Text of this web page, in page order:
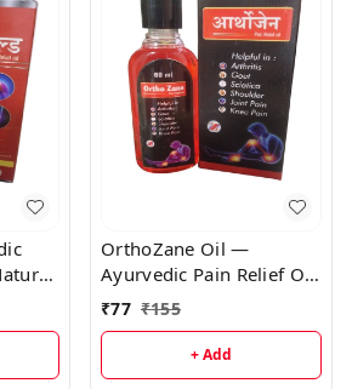
OrthoZane Oil —
Ayurvedic Pain Relief Oil
for Joint & Muscle Pain |
inflammatory & Warm
Oil Blend
₹77 ₹155
+ Add